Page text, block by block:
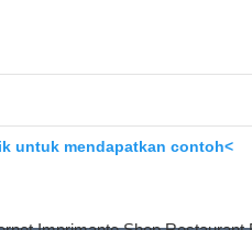
untuk mendapatkan contoh<